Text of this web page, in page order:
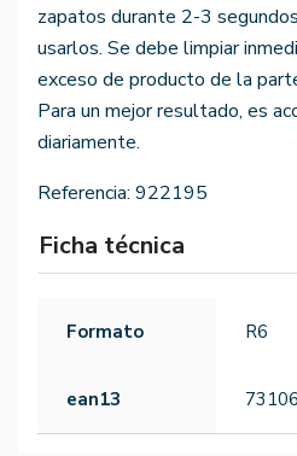
zapatos durante 2-3
usarlos. Se debe limpiar
exceso de producto de la
Para un mejor resultado, es
diariamente.
Referencia: 922195
Ficha técnica
Formato R6
ean13